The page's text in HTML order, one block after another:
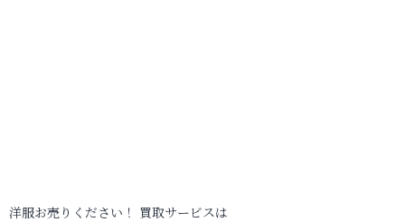
洋服お売りください！ 買取サービスは